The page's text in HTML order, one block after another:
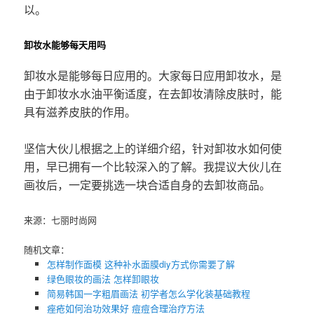
以。
卸妆水能够每天用吗
卸妆水是能够每日应用的。大家每日应用卸妆水，是
由于卸妆水水油平衡适度，在去卸妆清除皮肤时，能
具有滋养皮肤的作用。
坚信大伙儿根据之上的详细介绍，针对卸妆水如何使
用，早已拥有一个比较深入的了解。我提议大伙儿在
画妆后，一定要挑选一块合适自身的去卸妆商品。
来源：七丽时尚网
随机文章：
怎样制作面模 这种补水面膜diy方式你需要了解
绿色眼妆的画法 ​怎样卸眼妆
简易韩国一字粗眉画法 初学者怎么学化装基础教程
痤疮如何治功效果好 痘痘合理治疗方法